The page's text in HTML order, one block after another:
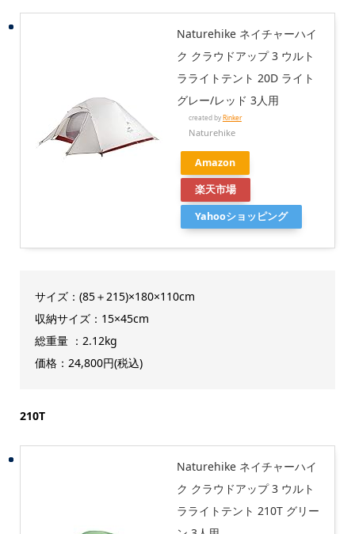
Naturehike ネイチャーハイ
ク クラウドアップ 3 ウルト
ラライトテント 20D ライト
グレー/レッド 3人用
created byRinker
Naturehike
Amazon
楽天市場
Yahooショッピング
サイズ：(85＋215)×180×110cm
収納サイズ：15×45cm
総重量 ：2.12kg
価格：24,800円(税込)
210T
Naturehike ネイチャーハイ
ク クラウドアップ 3 ウルト
ラライトテント 210T グリー